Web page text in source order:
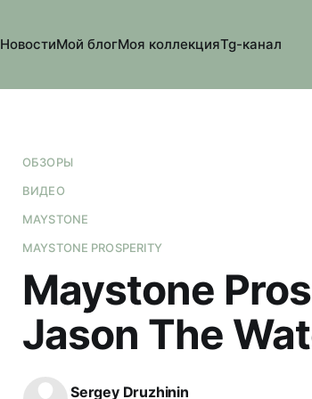
НовостиМой блогМоя коллекцияTg-канал
ОБЗОРЫ
ВИДЕО
MAYSTONE
MAYSTONE PROSPERITY
Maystone
Jason The
Sergey Druzhinin